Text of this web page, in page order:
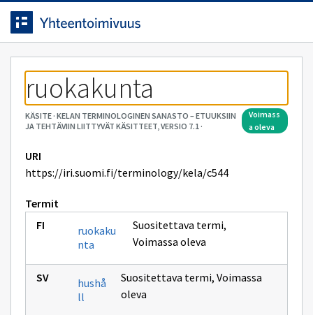
Siirrytty
sivulle
Siirry suoraan sisältöön.
ruokakunta
KÄSITE· KELAN TERMINOLOGINEN SANASTO – ETUUKSIIN
JA TEHTÄVIIN LIITTYVÄT KÄSITTEET, VERSIO 7.1·
voimass
a oleva
URI
https://iri.suomi.fi/terminology/kela/c544
Termit
ruokaku
nta
Suositettava termi,
Voimassa oleva
hushå
ll
Suositettava termi, Voimassa
oleva